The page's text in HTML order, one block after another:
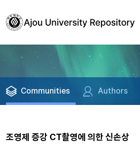
Communities Authors
조영제 증강 CT촬영에 의한 신손상